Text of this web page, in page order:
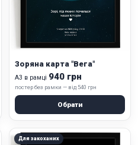
Зоряна карта "Вега"
А3 в рамці 940 грн
постер без рамки — від 540 грн
Обрати
Для закоханих